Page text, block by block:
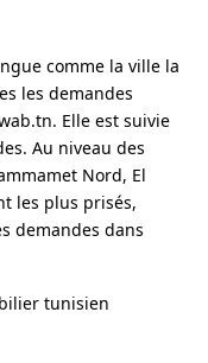
comme la ville la
les demandes
Elle est suivie
Au niveau des
Nord, El
les plus prisés,
demandes dans
tunisien